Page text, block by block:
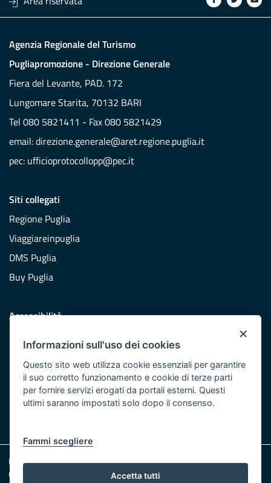
×
Informazioni sull'uso dei cookies
Questo sito web utilizza cookie essenziali per garantire
il suo corretto funzionamento e cookie di terze parti
per fornire servizi erogati da portali esterni. Questi
ultimi saranno impostati solo dopo il consenso.
Fammi scegliere
Accetta tutti
Agenzia Regionale del Turismo
Pugliapromozione - Direzione Generale
Fiera del Levante, PAD. 172
Lungomare Starita, 70132 BARI
Tel 080 5821411 - Fax 080 5821429
email:direzione.generale@aret.regione.puglia.it
pec: ufficioprotocollopp@pec.it
Siti collegati
Regione Puglia
Viaggiareinpuglia
DMS Puglia
Buy Puglia
Accessibilità
Redazione
Responsabili pubblicazione
Note legali
Cookie e Privacy